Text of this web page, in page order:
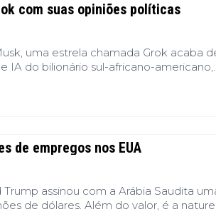
com suas opiniões políticas
uma estrela chamada Grok acaba
IA do bilionário sul-africano-americano,
de empregos nos EUA
assinou com a Arábia Saudita
de dólares. Além do valor, é a